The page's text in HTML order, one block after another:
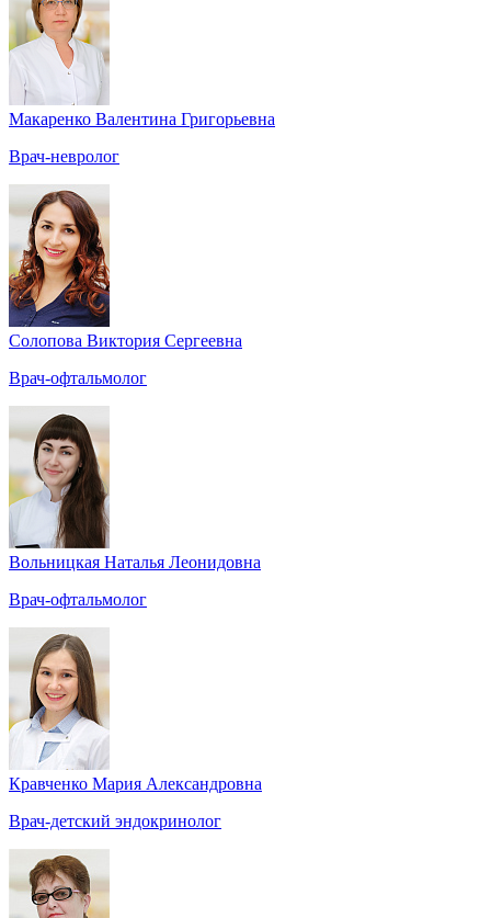
Макаренко Валентина Григорьевна
Врач-невролог
Солопова Виктория Сергеевна
Врач-офтальмолог
Вольницкая Наталья Леонидовна
Врач-офтальмолог
Кравченко Мария Александровна
Врач-детский эндокринолог